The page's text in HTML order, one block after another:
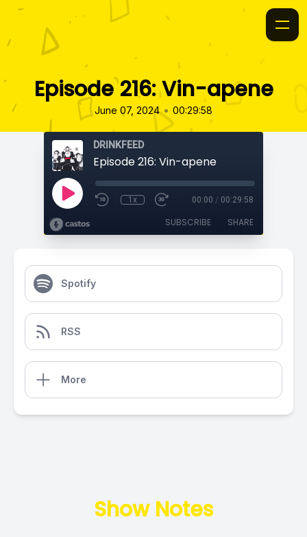
Episode 216: Vin-apene
June 07, 2024 • 00:29:58
DRINKFEED
Episode 216: Vin-apene
1x 00:00 / 00:29:58
SUBSCRIBE SHARE
Spotify
RSS
More
Show Notes